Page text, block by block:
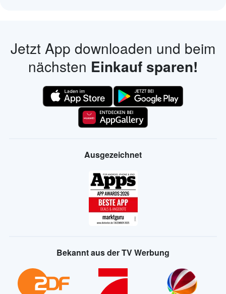
Jetzt App downloaden und beim
nächsten Einkauf sparen!
Ausgezeichnet
Bekannt aus der TV Werbung